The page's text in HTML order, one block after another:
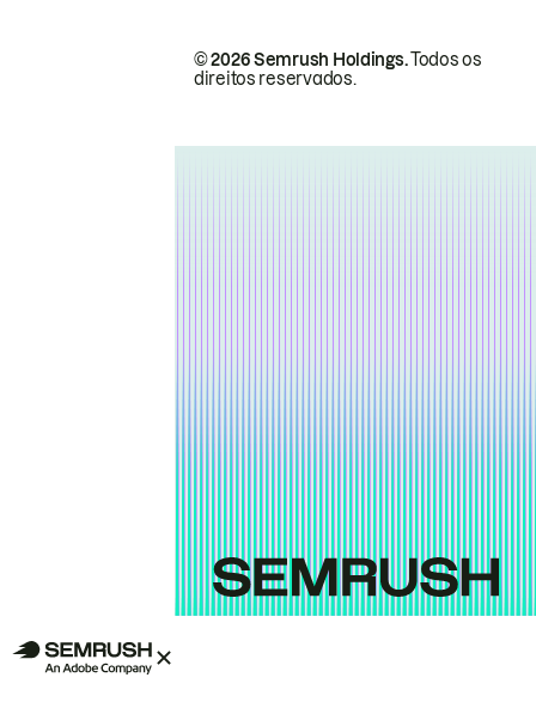
© 2026 Semrush Holdings.Todos os
direitos reservados.